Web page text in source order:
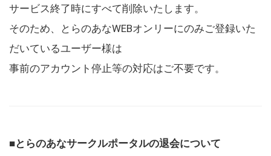
サービス終了時にすべて削除いたします。
そのため、とらのあなWEBオンリーにのみご登録いた
だいているユーザー様は
事前のアカウント停止等の対応はご不要です。
■とらのあなサークルポータルの退会について